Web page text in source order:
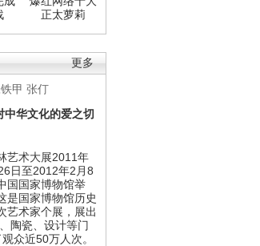
正太萝莉
更多
甲 张仃
中华文化的爱之切
艺术大展2011年
日至2012年2月8
国国家博物馆举
是国家博物馆历史
艺术家个展，展出
陶瓷、设计等门
众近50万人次。